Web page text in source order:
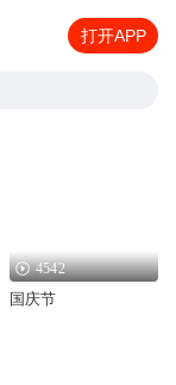
打开APP
4542
国庆节